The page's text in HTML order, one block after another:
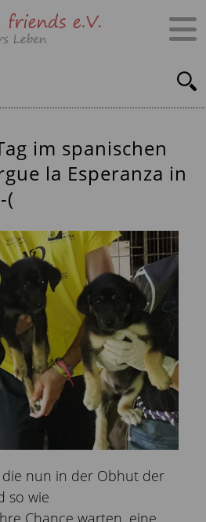
im spanischen
la Esperanza in
(
nun in der Obhut der
so wie